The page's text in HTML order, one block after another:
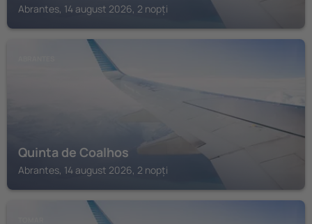
Abrantes, 14 august 2026, 2 nopți
Quinta de Coalhos
Abrantes, 14 august 2026, 2 nopți